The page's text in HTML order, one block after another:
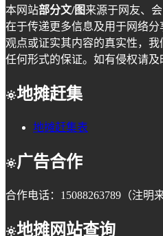
本网站部分文/图来源于网友、
在于传递更多信息及用于网络
观点或证实其内容的真实性，
任何形式的保证。如有侵权请及
地摊赶集
地摊赶集表
广告合作
合作电话：15088263789（注明来
地摊网站查询